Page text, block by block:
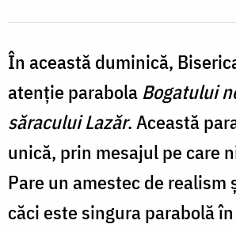
În această duminică,
atenție parabola Bogatului
săracului Lazăr. Această
unică, prin mesajul pe care
Pare un amestec de realism
căci este singura parabolă